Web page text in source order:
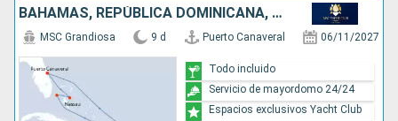
BAHAMAS, REPÚBLICA DOMINICANA, PORTO RICO, ESTADOS UNIDOS
MSC Grandiosa 9 d Puerto Canaveral 06/11/2027
Todo incluido
Servicio de mayordomo 24/24
Espacios exclusivos Yacht Club